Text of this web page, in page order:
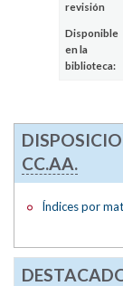
revisión
Disponible
en la
biblioteca:
CC.AA.
Índices por